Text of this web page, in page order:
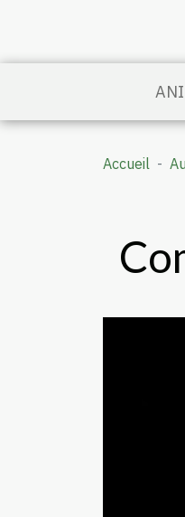
Accueil